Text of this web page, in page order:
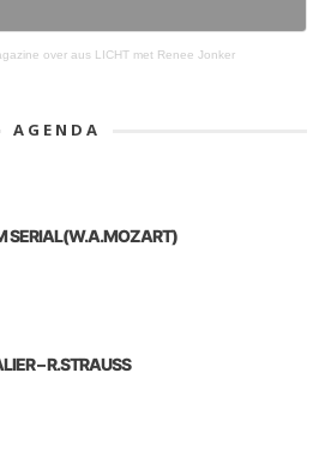
over aus LICHT met Renee Jonker
AGENDA
SERIAL(W.A.MOZART)
– R.STRAUSS